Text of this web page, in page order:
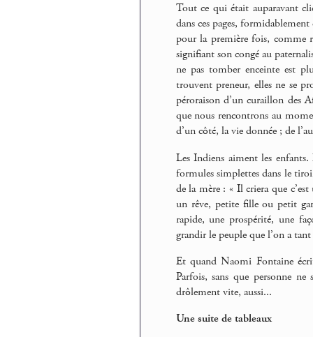
Tout ce qui était auparavant
dans ces pages,
pour la première fois, comme
signifiant son congé au
ne pas tomber enceinte est
trouvent preneur, elles ne se
péroraison d’un curaillon des
que nous rencontrons au
d’un côté, la vie donnée ; de
Les Indiens aiment les
formules simplettes dans le
de la mère : « Il criera que
un rêve, petite fille ou petit
rapide, une prospérité, une
grandir le peuple que l’on a
Et quand Naomi Fontaine
Parfois, sans que personne
drôlement vite, aussi...
Une suite de tableaux